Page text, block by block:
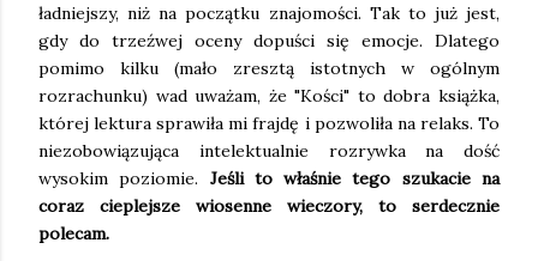
ładniejszy, niż na początku znajomości. Tak to już jest,
gdy do trzeźwej oceny dopuści się emocje. Dlatego
pomimo kilku (mało zresztą istotnych w ogólnym
rozrachunku) wad uważam, że "Kości" to dobra książka,
której lektura sprawiła mi frajdę i pozwoliła na relaks. To
niezobowiązująca intelektualnie rozrywka na dość
wysokim poziomie. Jeśli to właśnie tego szukacie na
coraz cieplejsze wiosenne wieczory, to serdecznie
polecam.